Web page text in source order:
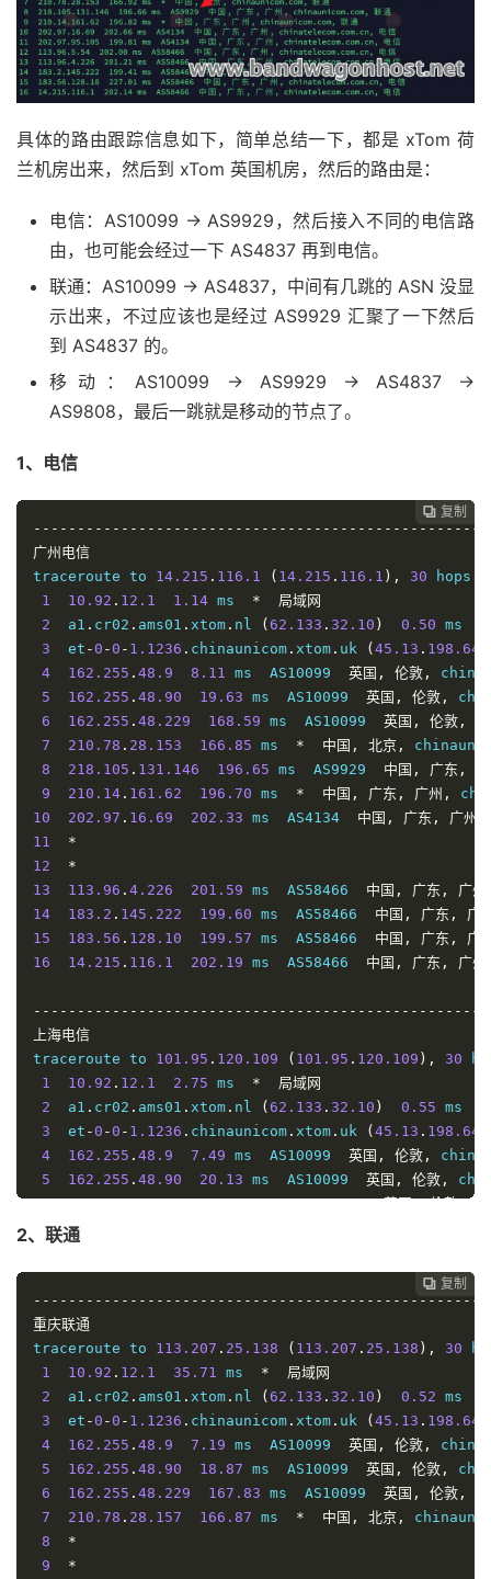
具体的路由跟踪信息如下，简单总结一下，都是 xTom 荷
兰机房出来，然后到 xTom 英国机房，然后的路由是：
电信：AS10099 -> AS9929，然后接入不同的电信路
由，也可能会经过一下 AS4837 再到电信。
联通：AS10099 -> AS4837，中间有几跳的 ASN 没显
示出来，不过应该也是经过 AS9929 汇聚了一下然后
到 AS4837 的。
移动：AS10099 -> AS9929 -> AS4837 ->
AS9808，最后一跳就是移动的节点了。
1、电信
 复制
 复制
 复制
 复制
 复制
广州电信
traceroute to 14.215 . 116.1 ( 14.215 . 116.1 ), 30 hops
1
10.92 . 12.1 1.14 ms *
局域网
2
  a1
. cr02 . ams01 . xtom . nl (62.133 . 32.10 ) 0.50 ms
3
  et
-0 -0 - 1.1236 . chinaunicom . xtom . uk (45.13 . 198.64
4
162.255 . 48.9 8.11 ms  AS10099 英国, 伦敦,
5
162.255 . 48.90 19.63 ms  AS10099 英国, 伦敦,
6
162.255 . 48.229 168.59 ms  AS10099 英国, 伦敦,
7
210.78 . 28.153 166.85 ms * 中国, 北京,
8
218.105 . 131.146 196.65 ms  AS9929 中国, 广东,
9
210.14 . 161.62 196.70 ms * 中国, 广东, 广州,
10
202.97 . 16.69 202.33 ms  AS4134 中国, 广东, 广州,
11
*
12
*
13
113.96 . 4.226 201.59 ms  AS58466 中国, 广东,
广
14
183.2 . 145.222 199.60 ms  AS58466 中国, 广东,
广
15
183.56 . 128.10 199.57 ms  AS58466 中国, 广东,
广
16
14.215 . 116.1 202.19 ms  AS58466 中国, 广东, 广
上海电信
traceroute to 101.95 . 120.109 ( 101.95 . 120.109 ), 30
1
10.92 . 12.1 2.75 ms *
局域网
2
  a1
. cr02 . ams01 . xtom . nl (62.133 . 32.10 ) 0.55 ms
3
  et
-0 -0 - 1.1236 . chinaunicom . xtom . uk (45.13 . 198.64
4
162.255 . 48.9 7.49 ms  AS10099 英国, 伦敦,
5
162.255 . 48.90 20.13 ms  AS10099 英国, 伦敦,
6
162.255.48.229 168.97 ms  AS10099 英国, 伦敦,
7
210.78
9
218.105.2.174 188.15 ms  AS9929 中国, 上海,
10
*
11
202.97
12
61.152 24.53 191.00 ms  AS4812 中国, 上海,
13
101.95 . 120.109 189.26 ms  AS4812
厦门电信
traceroute to 117.28 . 254.129 (117.28 254.129), 30
1
10.92.12.1 5.23 ms *
局域网
2
  a1
. cr02 .ams01 xtom . nl (62.133 .32.10) 0.58 ms
3
  et
4
162.255
2、联通
 复制
 复制
 复制
 复制
重庆联通
traceroute to 113.207 . 25.138 ( 113.207 . 25.138 ), 30
1
10.92 . 12.1 35.71 ms *
局域网
2
  a1
. cr02 . ams01 . xtom . nl (62.133 . 32.10 ) 0.52 ms
3
  et
-0 -0 - 1.1236 . chinaunicom . xtom . uk (45.13 . 198.64
4
162.255 . 48.9 7.19 ms  AS10099 英国, 伦敦,
5
162.255 . 48.90 18.87 ms  AS10099 英国, 伦敦,
6
162.255 . 48.229 167.83 ms  AS10099 英国, 伦敦,
7
210.78 . 28.157 166.87 ms * 中国, 北京,
8
*
9
*